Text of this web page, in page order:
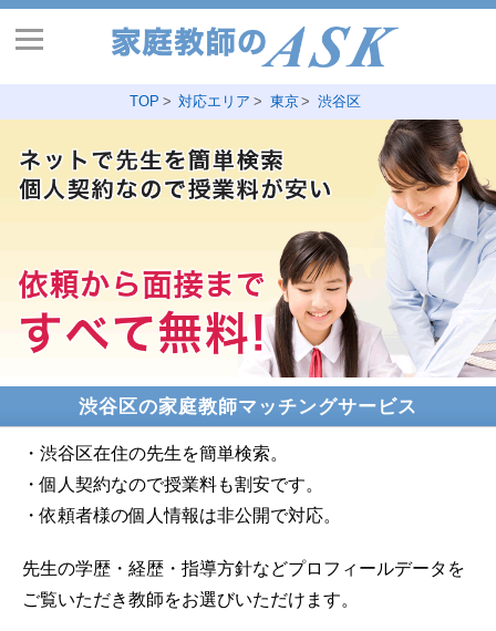
TOP 対応エリア 東京 渋谷区
渋谷区の家庭教師マッチングサービス
・渋谷区在住の先生を簡単検索。
・個人契約なので授業料も割安です。
・依頼者様の個人情報は非公開で対応。
先生の学歴・経歴・指導方針などプロフィールデータを
ご覧いただき教師をお選びいただけます。